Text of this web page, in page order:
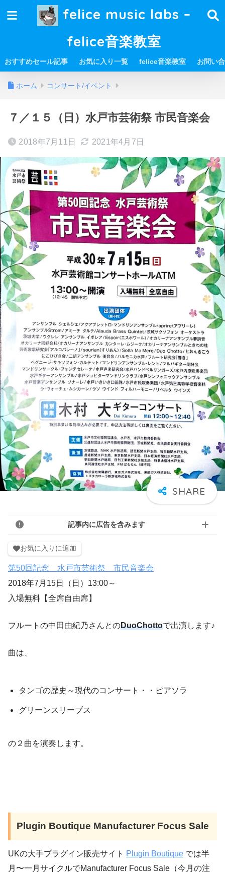
felice music labs –
felice音楽教室
おすすめセール記事 お気に入り一覧 felice音楽教室 お問い
ホーム コンサート/イベント
７／１５（日）水戸市芸術祭 市民音楽会
2018年7月11日 2021年4月7日
記事内に広告を含みます
お気に入りに追加
第50回記念 水戸市芸術祭 市民音楽会
2018年7月15日（日）13:00～
入場無料【全席自由席】
フルートの中田由紀乃さんとのDuoChottoで出演します♪
曲は、
タンゴの歴史～現代のコンサート・・ピアソラ
グリーンスリーブス
の２曲を演奏します。
Plugin Boutique Manufacturer Focus Sale
UKの大手プラグイン販売サイト Plugin Boutique では半
月〜一月サイクルでManufacturer Focus Sale（今月の注